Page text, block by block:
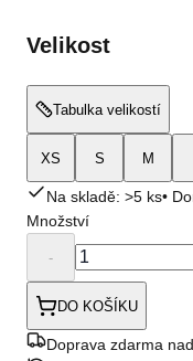
Velikost
Tabulka velikostí
XS S M
Na skladě: >5 ks•
Množství
-
DO KOŠÍKU
Doprava zdarma